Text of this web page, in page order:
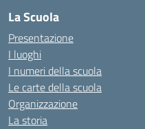
La Scuola
Presentazione
I luoghi
I numeri della scuola
Le carte della scuola
Organizzazione
La storia